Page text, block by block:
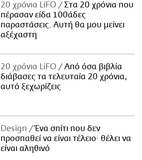
20 χρόνια LiFO
Στα 20 χρόνια που
πέρασαν είδα 100άδες
παραστάσεις. Αυτή θα μου μείνει
αξέχαστη
20 χρόνια LiFO
Από όσα βιβλία
διάβασες τα τελευταία 20 χρόνια,
αυτό ξεχωρίζεις
Design
Ένα σπίτι που δεν
προσπαθεί να είναι τέλειο· θέλει να
είναι αληθινό